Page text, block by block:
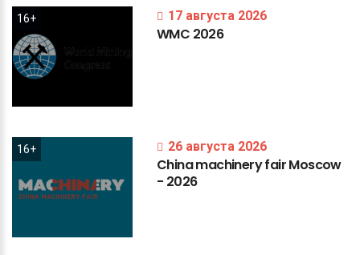
16+ 17 августа 2026
WMC 2026
16+ 26 августа 2026
ChinamachineryfairMoscow
- 2026